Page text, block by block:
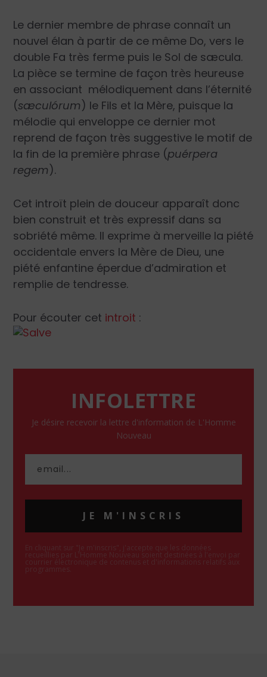
Le dernier membre de phrase connaît un
nouvel élan à partir de ce même Do, vers le
double Fa très ferme puis le Sol de sæcula.
La pièce se termine de façon très heureuse
en associant mélodiquement dans l’éternité
(sæculórum ) le Fils et la Mère, puisque la
mélodie qui enveloppe ce dernier mot
reprend de façon très suggestive le motif de
la fin de la première phrase (puérpera
regem ).
Cet introït plein de douceur apparaît donc
bien construit et très expressif dans sa
sobriété même. Il exprime à merveille la piété
occidentale envers la Mère de Dieu, une
piété enfantine éperdue d’admiration et
remplie de tendresse.
Pour écouter cet introit :
INFOLETTRE
Je désire recevoir la lettre d'information de L'Homme
Nouveau
JE M'INSCRIS
En cliquant sur "Je m'inscris", j'accepte que les données
recueillies par L'Homme Nouveau soient destinées à l'envoi par
courrier électronique de contenus et d'informations relatifs aux
programmes.